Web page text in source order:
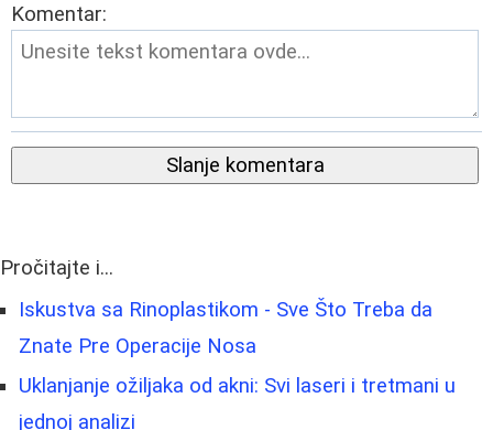
Komentar:
Slanje komentara
Pročitajte i...
Iskustva sa Rinoplastikom - Sve Što Treba da
Znate Pre Operacije Nosa
Uklanjanje ožiljaka od akni: Svi laseri i tretmani u
jednoj analizi